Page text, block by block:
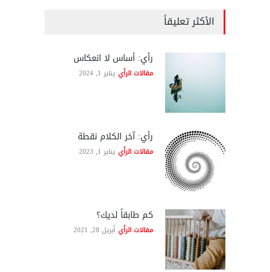
الأكثر تعليقاً
رأي: أساس لا انعكاس
مقالات الرأي يناير 1, 2024
رأي: آخر الكلام نقطة
مقالات الرأي يناير 1, 2023
كم طابقاً لديك؟
مقالات الرأي أبريل 28, 2021